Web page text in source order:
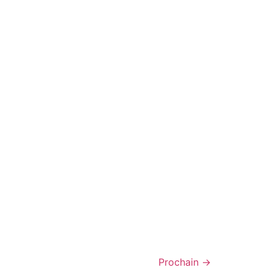
Prochain →